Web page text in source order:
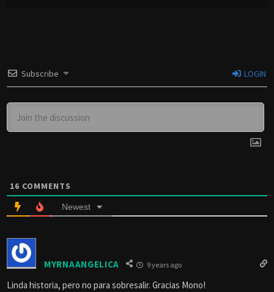
Subscribe LOGIN
16 COMMENTS
Newest
MYRNAANGELICA 9 years ago
Linda historia, pero no para sobresalir. Gracias Mono!